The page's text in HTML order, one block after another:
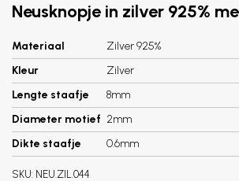
Neusknopje in zilver 925%
Materiaal
Zilver 925%
Kleur
Zilver
Lengte staafje
8mm
Diameter motief 2mm
Dikte staafje
0.6mm
SKU: NEU.ZIL.044